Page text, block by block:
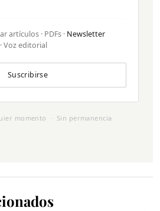
artículos · PDFs · Newsletter
Voz editorial
Suscribirse
momento · Sin permanencia